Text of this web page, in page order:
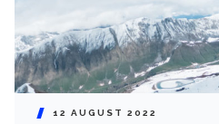
12 AUGUST 2022